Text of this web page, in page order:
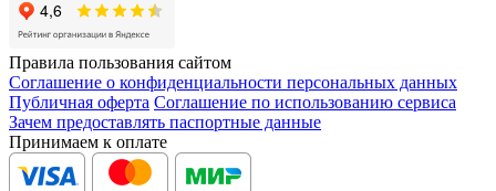
Правила пользования сайтом
Соглашение о конфиденциальности персональных данных
Публичная оферта Соглашение по использованию сервиса
Зачем предоставлять паспортные данные
Принимаем к оплате